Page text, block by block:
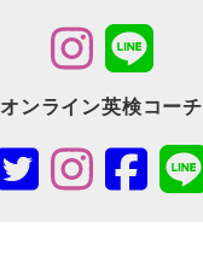
オンライン英検コーチ